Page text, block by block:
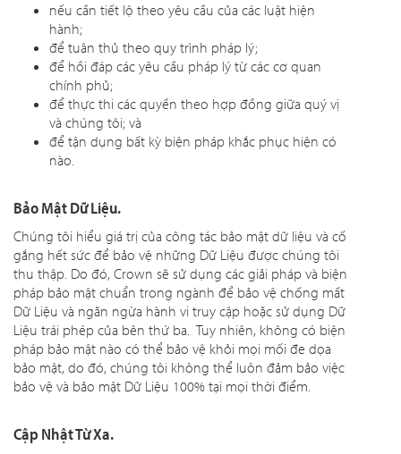
nếu cần tiết lộ theo yêu cầu của các luật hiện
hành;
để tuân thủ theo quy trình pháp lý;
để hồi đáp các yêu cầu pháp lý từ các cơ quan
chính phủ;
để thực thi các quyền theo hợp đồng giữa quý vị
và chúng tôi; và
để tận dụng bất kỳ biện pháp khắc phục hiện có
nào.
Bảo Mật Dữ Liệu.
Chúng tôi hiểu giá trị của công tác bảo mật dữ liệu và cố
gắng hết sức để bảo vệ những Dữ Liệu được chúng tôi
thu thập. Do đó, Crown sẽ sử dụng các giải pháp và biện
pháp bảo mật chuẩn trong ngành để bảo vệ chống mất
Dữ Liệu và ngăn ngừa hành vi truy cập hoặc sử dụng Dữ
Liệu trái phép của bên thứ ba. Tuy nhiên, không có biện
pháp bảo mật nào có thể bảo vệ khỏi mọi mối đe dọa
bảo mật, do đó, chúng tôi không thể luôn đảm bảo việc
bảo vệ và bảo mật Dữ Liệu 100% tại mọi thời điểm.
Cập Nhật Từ Xa.